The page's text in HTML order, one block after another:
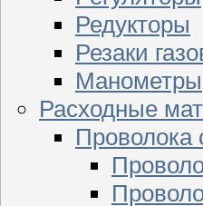
Редукторы
Резаки
Манометры
Расходные
Проволока